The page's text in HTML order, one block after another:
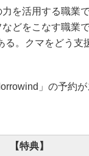
を活用する職業
どをこなす職業
る。クマをどう支
」の予約
【特典】